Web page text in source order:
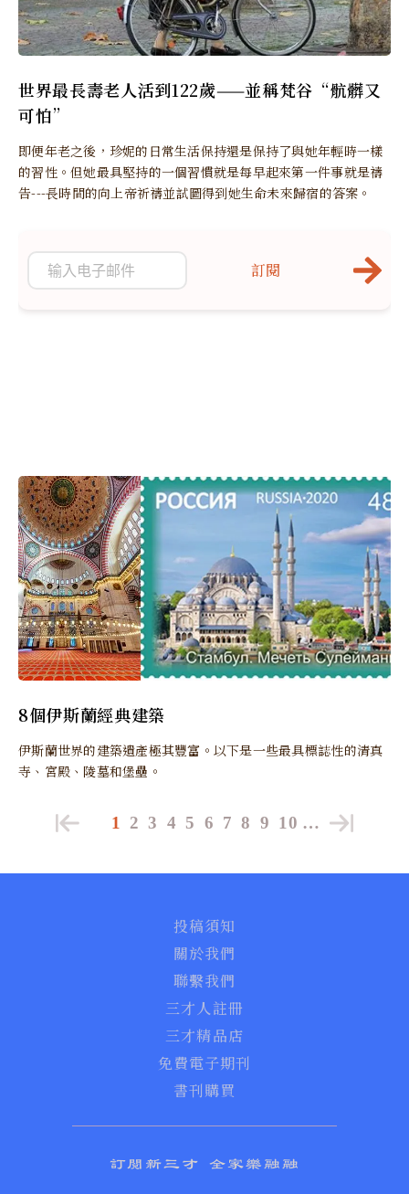
世界最長壽老人活到122歲——並稱梵谷“骯髒又
可怕”
即便年老之後，珍妮的日常生活保持還是保持了與她年輕時一樣
的習性。但她最具堅持的一個習慣就是每早起來第一件事就是禱
告---長時間的向上帝祈禱並試圖得到她生命未來歸宿的答案。
8個伊斯蘭經典建築
伊斯蘭世界的建築遺產極其豐富。以下是一些最具標誌性的清真
寺、宮殿、陵墓和堡壘。
訂閱
1 2 3 4 5 6 7 8 9 10 …
投稿須知
關於我們
聯繫我們
三才人註冊
三才精品店
免費電子期刊
書刊購買
訂閱新三才 全家樂融融